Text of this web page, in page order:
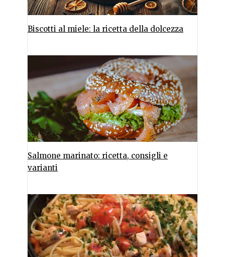
Biscotti al miele: la ricetta della dolcezza
Salmone marinato: ricetta, consigli e
varianti